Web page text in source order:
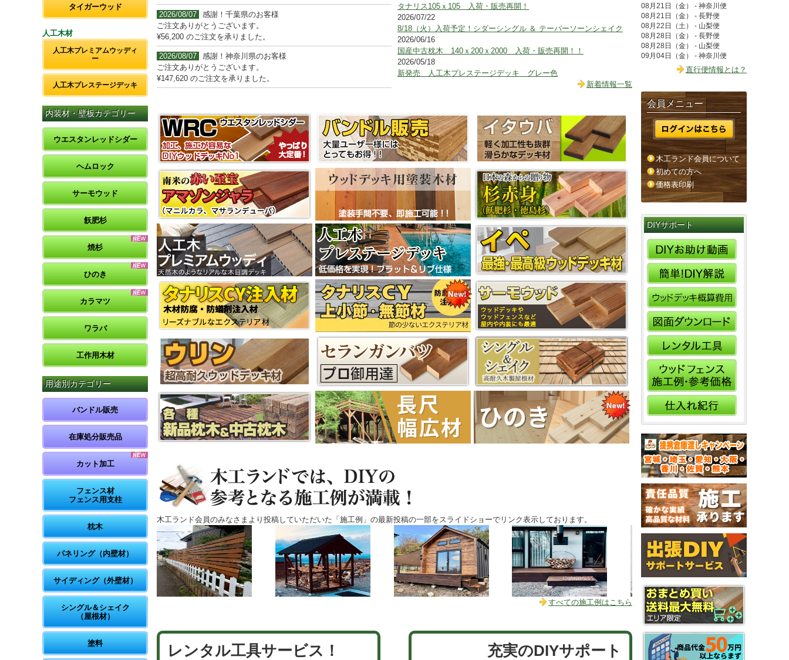
タイガーウッド
人工木材
人工木プレミアムウッディ
ー
人工木プレステージデッキ
内装材・壁板カテゴリー
ウエスタンレッドシダー
ヘムロック
サーモウッド
飫肥杉
焼杉
ひのき
カラマツ
ワラバ
工作用木材
用途別カテゴリー
バンドル販売
在庫処分販売品
カット加工
フェンス材
フェンス用支柱
枕木
パネリング（内壁材）
サイディング（外壁材）
シングル＆シェイク
（屋根材）
塗料
2026/08/07
感謝！千葉県のお客様
ご注文ありがとうございます。
¥56,200 のご注文を承りました。
2026/08/07
感謝！神奈川県のお客様
ご注文ありがとうございます。
¥147,620 のご注文を承りました。
タナリス105ｘ105 入荷・販売再開！
2026/07/22
8/18（火）入荷予定！シダーシングル ＆ テーパーソーンシェイク
2026/06/16
国産中古枕木 140ｘ200ｘ2000 入荷・販売再開！！
2026/05/18
新発売 人工木プレステージデッキ グレー色
新着情報一覧
木工ランド会員のみなさまより投稿していただいた「施工例」の最新投稿の一部をスライドショーでリンク表示しております。
すべての施工例はこちら
レンタル工具サービス！ 充実のDIYサポート
08月21日（金） - 神奈川便
08月21日（金） - 長野便
08月22日（土） - 山梨便
08月28日（金） - 長野便
08月28日（金） - 山梨便
09月04日（金） - 神奈川便
直行便情報とは？
会員メニュー
木工ランド会員について
初めての方へ
価格表印刷
DIYサポート